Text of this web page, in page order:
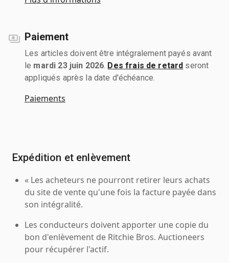
Paiement
Les articles doivent être intégralement payés avant
le mardi 23 juin 2026 Des frais de retard seront
appliqués après la date d'échéance.
Paiements
Expédition et enlèvement
« Les acheteurs ne pourront retirer leurs achats
du site de vente qu'une fois la facture payée dans
son intégralité.
Les conducteurs doivent apporter une copie du
bon d'enlèvement de Ritchie Bros. Auctioneers
pour récupérer l'actif.